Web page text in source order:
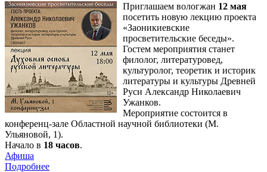
Приглашаем вологжан 12 мая
посетить новую лекцию проекта
«Заоникиевские
просветительские беседы».
Гостем мероприятия станет
филолог, литературовед,
культуролог, теоретик и историк
литературы и культуры Древней
Руси Александр Николаевич
Ужанков.
Мероприятие состоится в
конференц-зале Областной научной библиотеки (М.
Ульяновой, 1).
Начало в 18 часов.
Афиша
Подробнее